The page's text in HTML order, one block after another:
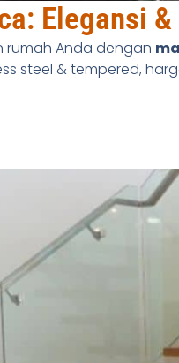
Elegansi &
rumah Anda dengan
steel & tempered,